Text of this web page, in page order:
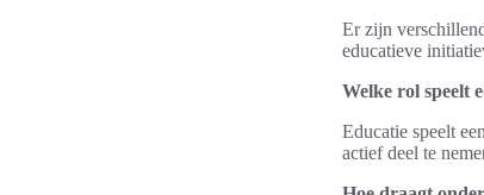
Er zijn
educatieve
Welke rol speelt
Educatie speelt
actief deel te